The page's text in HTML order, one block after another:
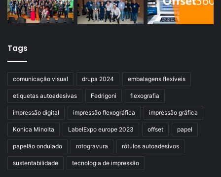
Tags
comunicação visual drupa 2024 embalagens flexíveis
etiquetas autoadesivas Fedrigoni flexografia
impressão digital impressão flexográfica impressão gráfica
Konica Minolta LabelExpo europe 2023 offset papel
papelão ondulado rotogravura rótulos autoadesivos
sustentabilidade tecnologia de impressão